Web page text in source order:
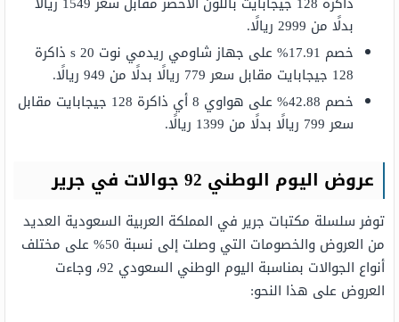
بدلًا من 2999 ريالًا.
خصم 17.91% على جهاز شاومي ريدمي نوت 20 s ذاكرة
128 جيجابايت مقابل سعر 779 ريالًا بدلًا من 949 ريالًا.
خصم 42.88% على هواوي 8 أي ذاكرة 128 جيجابايت مقابل
سعر 799 ريالًا بدلًا من 1399 ريالًا.
عروض اليوم الوطني 92 جوالات في جرير
توفر سلسلة مكتبات جرير في المملكة العربية السعودية العديد
من العروض والخصومات التي وصلت إلى نسبة 50% على مختلف
أنواع الجوالات بمناسبة اليوم الوطني السعودي 92، وجاءت
العروض على هذا النحو: